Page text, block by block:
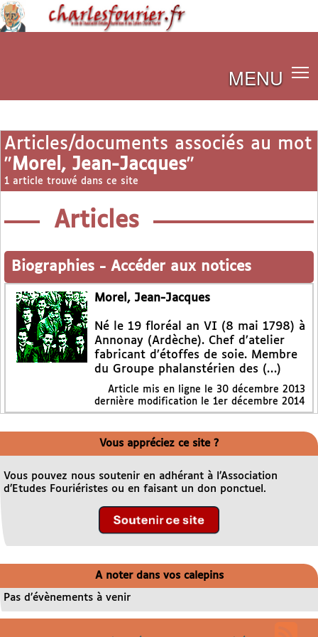
MENU
Articles/documents associés au mot
"Morel, Jean-Jacques"
1 article trouvé dans ce site
Articles
Biographies - Accéder aux notices
Morel, Jean-Jacques
Né le 19 floréal an VI (8 mai 1798) à
Annonay (Ardèche). Chef d’atelier
fabricant d’étoffes de soie. Membre
du Groupe phalanstérien des (…)
Article mis en ligne le 30 décembre 2013
dernière modification le 1er décembre 2014
Vous appréciez ce site ?
Vous pouvez nous soutenir en adhérant à l’Association
d’Etudes Fouriéristes ou en faisant un don ponctuel.
A noter dans vos calepins
Pas d’évènements à venir